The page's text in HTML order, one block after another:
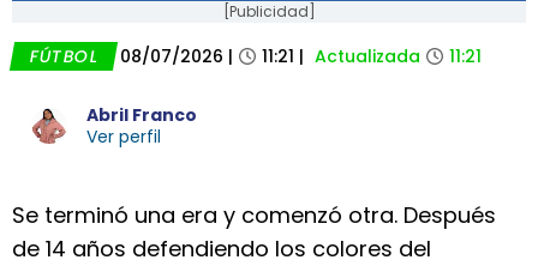
[Publicidad]
FÚTBOL 08/07/2026 | 11:21 | Actualizada 11:21
Abril Franco
Ver perfil
Se terminó una era y comenzó otra. Después
de 14 años defendiendo los colores del